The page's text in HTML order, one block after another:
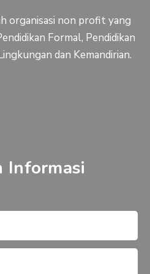
organisasi non profit yang
Formal, Pendidikan
dan Kemandirian.
Informasi